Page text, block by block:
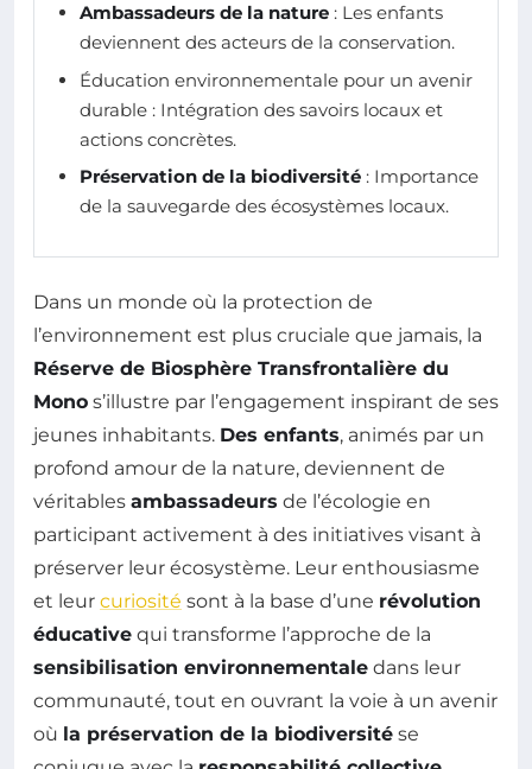
Ambassadeurs de la nature : Les enfants
deviennent des acteurs de la conservation.
Éducation environnementale pour un avenir
durable : Intégration des savoirs locaux et
actions concrètes.
Préservation de la biodiversité : Importance
de la sauvegarde des écosystèmes locaux.
Dans un monde où la protection de
l’environnement est plus cruciale que jamais, la
Réserve de Biosphère Transfrontalière du
Mono s’illustre par l’engagement inspirant de ses
jeunes inhabitants. Des enfants, animés par un
profond amour de la nature, deviennent de
véritables ambassadeurs de l’écologie en
participant activement à des initiatives visant à
préserver leur écosystème. Leur enthousiasme
et leur curiosité sont à la base d’une révolution
éducative qui transforme l’approche de la
sensibilisation environnementale dans leur
communauté, tout en ouvrant la voie à un avenir
où la préservation de la biodiversité se